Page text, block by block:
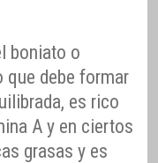
boniato o
que debe formar
es rico
A y en ciertos
grasas y es